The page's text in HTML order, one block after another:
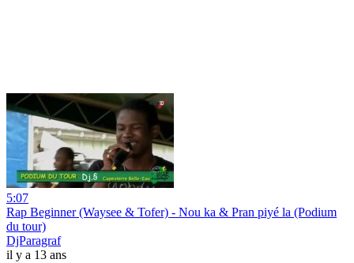
5:07
Rap Beginner (Waysee & Tofer) - Nou ka & Pran piyé la (Podium
du tour)
DjParagraf
il y a 13 ans